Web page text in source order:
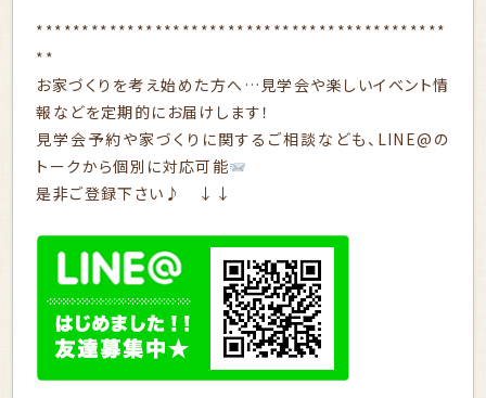
*********************************************
**
お家づくりを考え始めた方へ…見学会や楽しいイベント情
報などを定期的にお届けします！
見学会予約や家づくりに関するご相談なども、LINE@の
トークから個別に対応可能
是非ご登録下さい♪ ↓↓